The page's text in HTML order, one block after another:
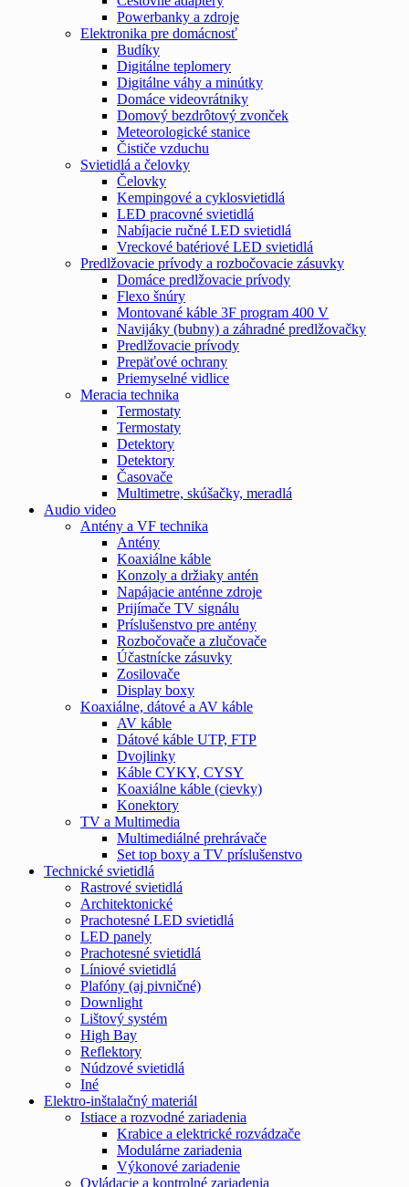
Powerbanky a zdroje
Elektronika pre domácnosť
Budíky
Digitálne teplomery
Digitálne váhy a minútky
Domáce videovrátniky
Domový bezdrôtový zvonček
Meteorologické stanice
Čističe vzduchu
Svietidlá a čelovky
Čelovky
Kempingové a cyklosvietidlá
LED pracovné svietidlá
Nabíjacie ručné LED svietidlá
Vreckové batériové LED svietidlá
Predlžovacie prívody a rozbočovacie zásuvky
Domáce predlžovacie prívody
Flexo šnúry
Montované káble 3F program 400 V
Navijáky (bubny) a záhradné predlžovačky
Predlžovacie prívody
Prepäťové ochrany
Priemyselné vidlice
Meracia technika
Termostaty
Termostaty
Detektory
Detektory
Časovače
Multimetre, skúšačky, meradlá
Audio video
Antény a VF technika
Antény
Koaxiálne káble
Konzoly a držiaky antén
Napájacie anténne zdroje
Prijímače TV signálu
Príslušenstvo pre antény
Rozbočovače a zlučovače
Účastnícke zásuvky
Zosilovače
Display boxy
Koaxiálne, dátové a AV káble
AV káble
Dátové káble UTP, FTP
Dvojlinky
Káble CYKY, CYSY
Koaxiálne káble (cievky)
Konektory
TV a Multimedia
Multimediálné prehrávače
Set top boxy a TV príslušenstvo
Technické svietidlá
Rastrové svietidlá
Architektonické
Prachotesné LED svietidlá
LED panely
Prachotesné svietidlá
Líniové svietidlá
Plafóny (aj pivničné)
Downlight
Lištový systém
High Bay
Reflektory
Núdzové svietidlá
Iné
Elektro-inštalačný materiál
Istiace a rozvodné zariadenia
Krabice a elektrické rozvádzače
Modulárne zariadenia
Výkonové zariadenie
Ovládacie a kontrolné zariadenia